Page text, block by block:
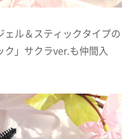
ェル＆スティックタイプの
」サクラver.も仲間入